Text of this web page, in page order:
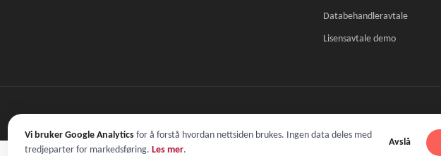
Databehandleravtale
Lisensavtale demo
Vi bruker Google Analytics for å forstå hvordan nettsiden brukes. Ingen data deles med
tredjeparter for markedsføring. Les mer.
Avslå